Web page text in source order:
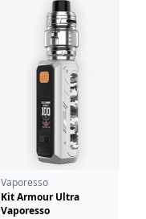
Vaporesso
Kit Armour Ultra
Vaporesso